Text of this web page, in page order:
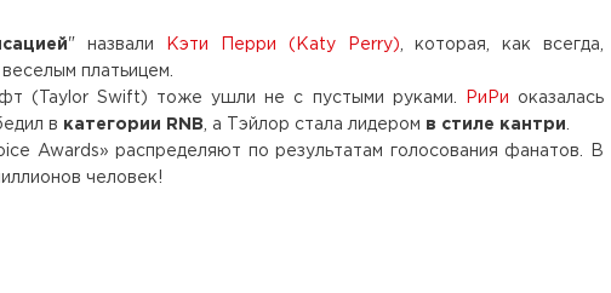
" назвали Кэти Перри (Katy Perry) , которая, как всегда,
платьицем.
(Taylor Swift) тоже ушли не с пустыми руками. РиРи оказалась
в категории RNB , а Тэйлор стала лидером в стиле кантри
Awards» распределяют по результатам голосования фанатов. В
человек!